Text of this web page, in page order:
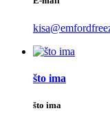
što ima
što ima